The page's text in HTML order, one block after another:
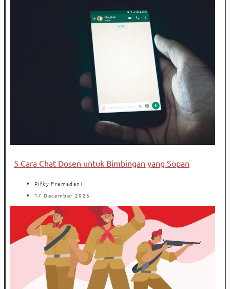
5 Cara Chat Dosen untuk Bimbingan yang Sopan
Rifky Pramadani
17 December 2025